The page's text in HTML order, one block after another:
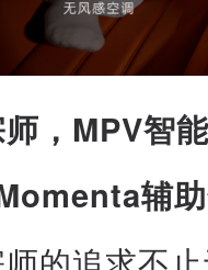
，MPV智
辅
的追求不